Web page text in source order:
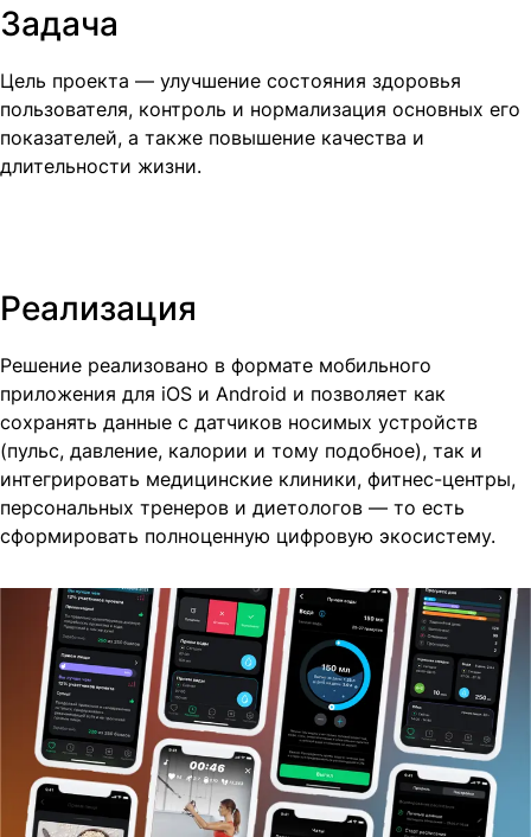
Задача
Цель проекта — улучшение состояния здоровья
пользователя, контроль и нормализация основных его
показателей, а также повышение качества и
длительности жизни.
Реализация
Решение реализовано в формате мобильного
приложения для iOS и Android и позволяет как
сохранять данные с датчиков носимых устройств
(пульс, давление, калории и тому подобное), так и
интегрировать медицинские клиники, фитнес-центры,
персональных тренеров и диетологов — то есть
сформировать полноценную цифровую экосистему.